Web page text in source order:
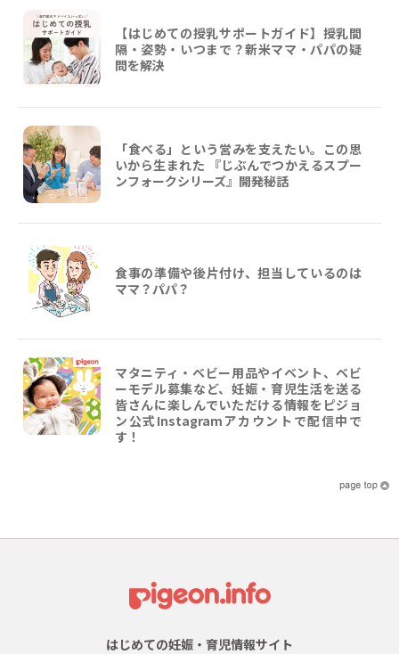
【はじめての授乳サポートガイド】授乳間
隔・姿勢・いつまで？新米ママ・パパの疑
問を解決
「食べる」という営みを支えたい。この思
いから生まれた 『じぶんでつかえるスプー
ンフォークシリーズ』開発秘話
食事の準備や後片付け、担当しているのは
ママ？パパ？
マタニティ・ベビー用品やイベント、ベビ
ーモデル募集など、妊娠・育児生活を送る
皆さんに楽しんでいただける情報をピジョ
ン公式Instagramアカウントで配信中で
す！
はじめての妊娠・育児情報サイト